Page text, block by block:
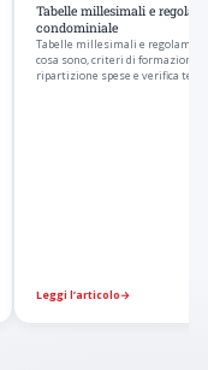
Tabelle millesimali e
condominiale
Tabelle millesimali e
cosa sono, criteri di formazione,
ripartizione spese e verifica
Leggi l’articolo→